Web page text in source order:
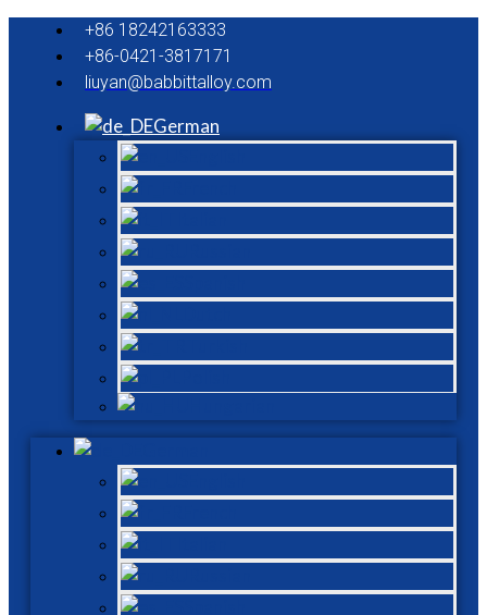
+86 18242163333
+86-0421-3817171
liuyan@babbittalloy.com
German